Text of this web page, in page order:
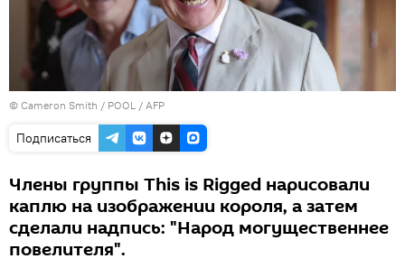
© Cameron Smith / POOL / AFP
Подписаться
Члены группы This is Rigged нарисовали
каплю на изображении короля, а затем
сделали надпись: "Народ могущественнее
повелителя".